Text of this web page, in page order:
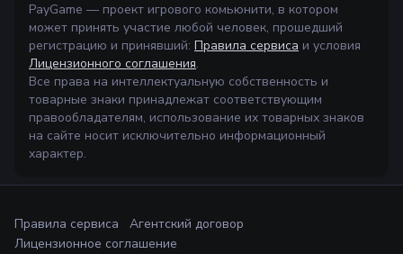
PayGame — проект игрового комьюнити, в котором
может принять участие любой человек, прошедший
регистрацию и принявший: Правила сервиса и условия
Лицензионного соглашения.
Все права на интеллектуальную собственность и
товарные знаки принадлежат соответствующим
правообладателям, использование их товарных знаков
на сайте носит исключительно информационный
характер.
Правила сервиса
Агентский договор
Лицензионное соглашение